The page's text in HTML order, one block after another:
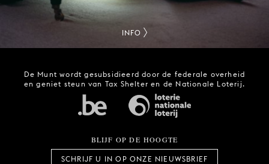
INFO
De Munt wordt gesubsidieerd door de federale overheid
en geniet steun van Tax Shelter en de Nationale Loterij.
BLIJF OP DE HOOGTE
SCHRIJF U IN OP ONZE NIEUWSBRIEF